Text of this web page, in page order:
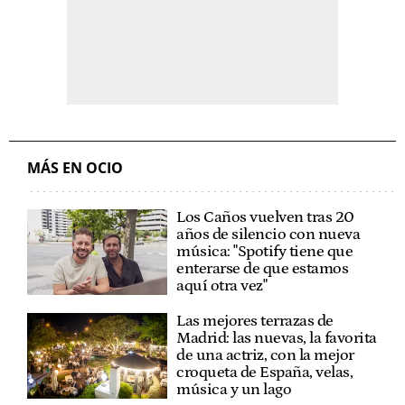
MÁS EN OCIO
Los Caños vuelven tras 20
años de silencio con nueva
música: "Spotify tiene que
enterarse de que estamos
aquí otra vez"
Las mejores terrazas de
Madrid: las nuevas, la favorita
de una actriz, con la mejor
croqueta de España, velas,
música y un lago